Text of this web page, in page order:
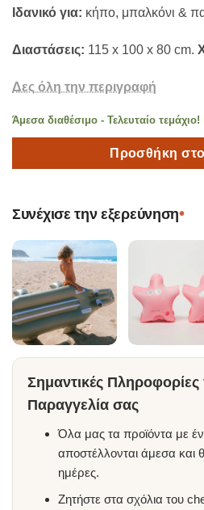
Ιδανικό για: κήπο, μπαλκόνι &
Διαστάσεις: 115 x 100 x 80 cm.
Δες όλη την περιγραφή
Άμεσα διαθέσιμο - Τελευταίο τεμάχιο!
Προσθήκη στο
Συνέχισε την εξερεύνηση•
Σημαντικές Πληροφορίες
Παραγγελία σας
Όλα μας τα προϊόντα με
αποστέλλονται άμεσα και
ημέρες.
Ζητήστε στα σχόλια του